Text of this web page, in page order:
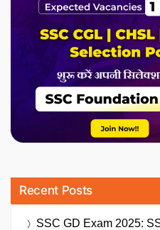
Recent Posts
SSC GD Exam 2025: